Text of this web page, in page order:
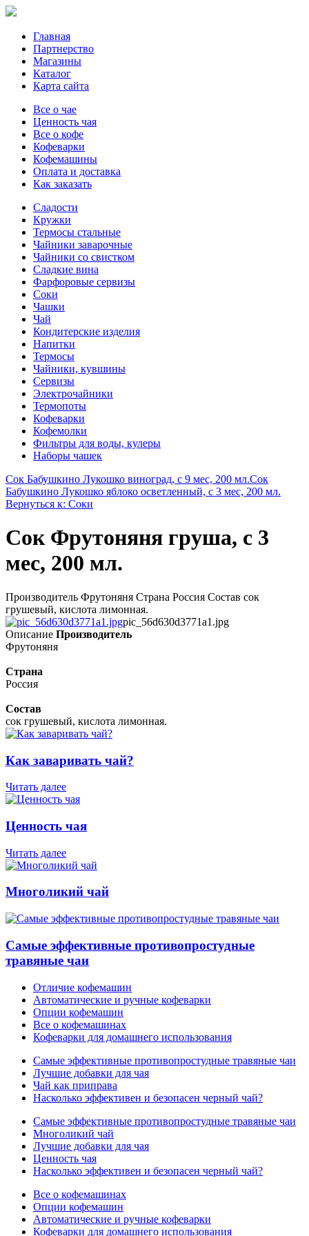
Главная
Партнерство
Магазины
Каталог
Карта сайта
Все о чае
Ценность чая
Все о кофе
Кофеварки
Кофемашины
Оплата и доставка
Как заказать
Сладости
Кружки
Термосы стальные
Чайники заварочные
Чайники со свистком
Сладкие вина
Фарфоровые сервизы
Соки
Чашки
Чай
Кондитерские изделия
Напитки
Термосы
Чайники, кувшины
Сервизы
Электрочайники
Термопоты
Кофеварки
Кофемолки
Фильтры для воды, кулеры
Наборы чашек
Сок Бабушкино Лукошко виноград, с 9 мес, 200 мл.Сок
Бабушкино Лукошко яблоко осветленный, с 3 мес, 200 мл.
Вернуться к: Соки
Сок Фрутоняня груша, с 3
мес, 200 мл.
Производитель Фрутоняня Страна Россия Состав сок
грушевый, кислота лимонная.
pic_56d630d3771a1.jpg
Описание Производитель
Фрутоняня
Страна
Россия
Состав
сок грушевый, кислота лимонная.
Как заваривать чай?
Читать далее
Ценность чая
Читать далее
Многоликий чай
Самые эффективные противопростудные
травяные чаи
Отличие кофемашин
Автоматические и ручные кофеварки
Опции кофемашин
Все о кофемашинах
Кофеварки для домашнего использования
Самые эффективные противопростудные травяные чаи
Лучшие добавки для чая
Чай как приправа
Насколько эффективен и безопасен черный чай?
Самые эффективные противопростудные травяные чаи
Многоликий чай
Лучшие добавки для чая
Ценность чая
Насколько эффективен и безопасен черный чай?
Все о кофемашинах
Опции кофемашин
Автоматические и ручные кофеварки
Кофеварки для домашнего использования